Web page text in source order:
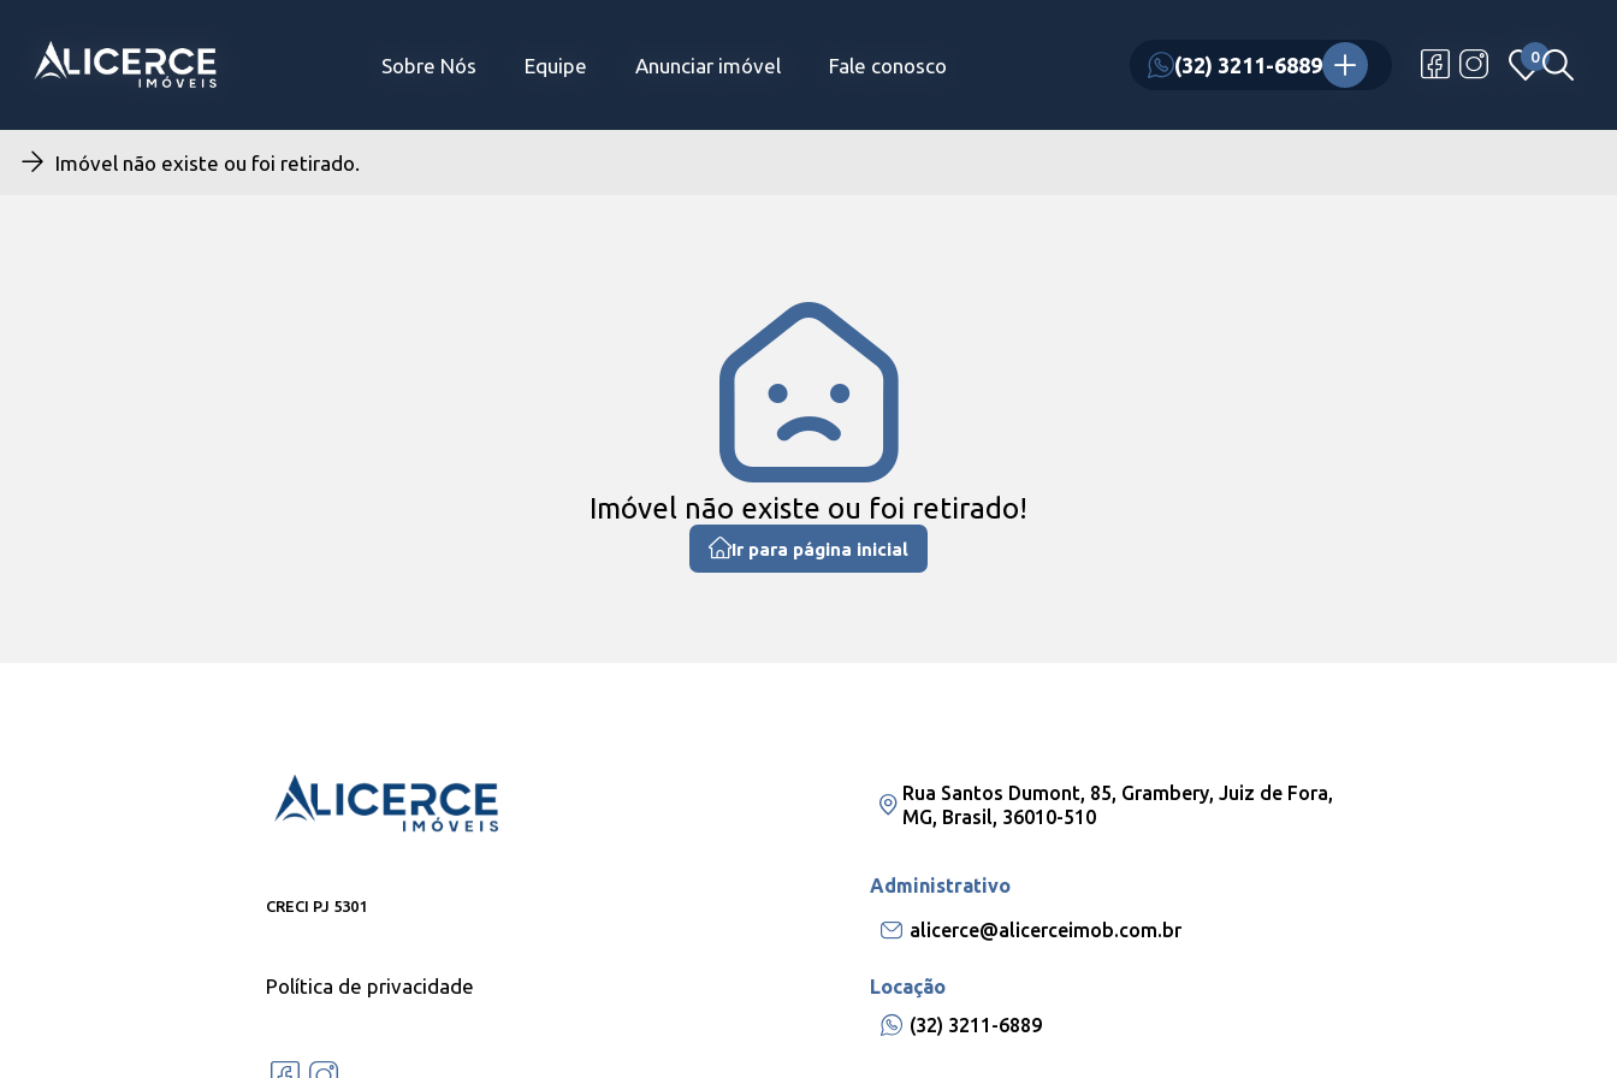
Sobre Nós Equipe Anunciar imóvel Fale conosco (32) 3211-6889 0
Sobre Nós Equipe Anunciar imóvel Fale conosco (32) 3211-6889 0
Imóvel não existe ou foi retirado.
Imóvel não existe ou foi retirado!
Ir para página inicial
CRECI PJ 5301
Política de privacidade
Rua Santos Dumont, 85, Grambery, Juiz de Fora,
MG, Brasil, 36010-510
Administrativo
alicerce@alicerceimob.com.br
Locação
(32) 3211-6889